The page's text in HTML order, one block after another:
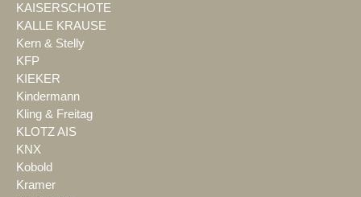
KAISERSCHOTE
KALLE KRAUSE
Kern & Stelly
KFP
KIEKER
Kindermann
Kling & Freitag
KLOTZ AIS
KNX
Kobold
Kramer